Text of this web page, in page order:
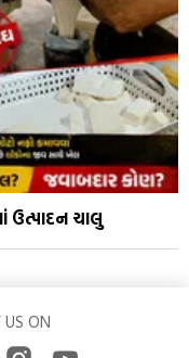
ઉત્પાદન ચાલુ
ON